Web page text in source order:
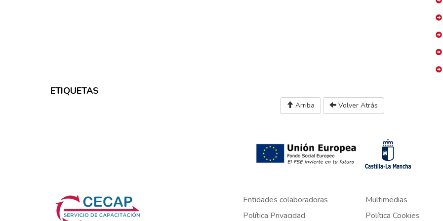
ETIQUETAS
Arriba Volver Atrás
Entidades colaboradoras Multimedias
Política Privacidad
Política Cookies